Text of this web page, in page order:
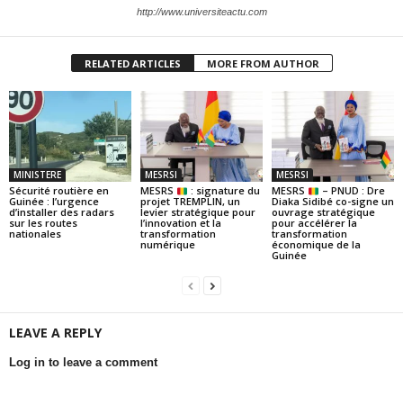
http://www.universiteactu.com
RELATED ARTICLES MORE FROM AUTHOR
MINISTERE
Sécurité routière en
Guinée : l’urgence
d’installer des radars
sur les routes
nationales
MESRSI
MESRS
: signature du
projet TREMPLIN, un
levier stratégique pour
l’innovation et la
transformation
numérique
MESRSI
MESRS
– PNUD : Dre
Diaka Sidibé co-signe un
ouvrage stratégique
pour accélérer la
transformation
économique de la
Guinée
LEAVE A REPLY
Log in to leave a comment